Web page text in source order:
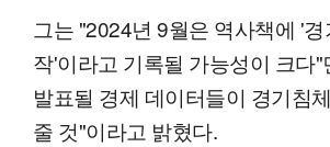
그는 "2024년 9월은 역사책에 '
작'이라고 기록될 가능성이 크다"
발표될 경제 데이터들이 경기침
줄 것"이라고 밝혔다.